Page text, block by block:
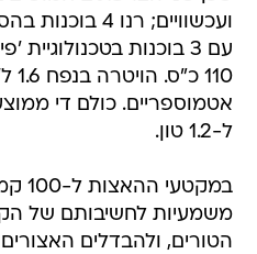
עם 3 בוכנות
ל-1.2 טון.
משמעיות לחשיבותם של
הטורים, ולהבדלים האצורים